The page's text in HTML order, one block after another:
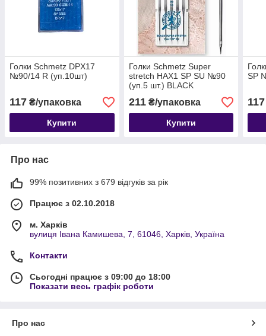
Голки Schmetz DPX17
№90/14 R (уп.10шт)
117 ₴/упаковка
Купити
Голки Schmetz Super
stretch HAX1 SP SU №90
(уп.5 шт.) BLACK
211₴/упаковка
Купити
SP
117
Про нас
99% позитивних з 679 відгуків за рік
Працює з 02.10.2018
м. Харків
вулиця Івана Камишева, 7, 61046, Харків, Україна
Контакти
Сьогодні працює з 09:00 до 18:00
Показати весь графік роботи
Про нас